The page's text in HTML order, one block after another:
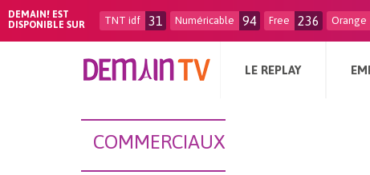
DEMAIN! EST
DISPONIBLE SUR
TNT idf 31 Numéricable 94 Free 236 Orange
LE REPLAY
COMMERCIAUX